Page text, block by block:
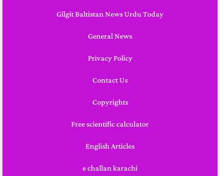
Gilgit Baltistan News Urdu Today
General News
Privacy Policy
Contact Us
Copyrights
Free scientific calculator
English Articles
e challan karachi